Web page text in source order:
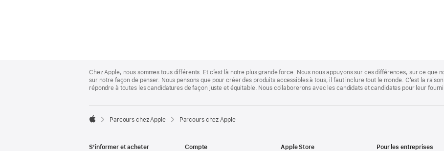
Footer
Chez Apple, nous sommes tous différents. Et c’est là notre plus grande force. Nous nous appuyons sur ces différences, sur ce que
sur notre façon de penser. Nous pensons que pour créer des produits accessibles à tous, il faut inclure tout le monde. C’est la
répondre à toutes les candidatures de façon juste et équitable. Nous collaborerons avec les candidats et candidates pour leur

Parcours chez Apple Parcours chez Apple
S’informer et acheter
Compte
Apple Store
Pour les entreprises